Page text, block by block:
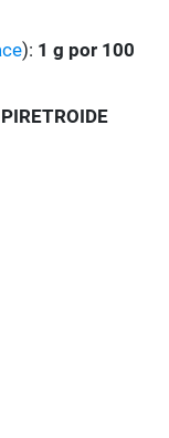
): 1 g por 100
PIRETROIDE